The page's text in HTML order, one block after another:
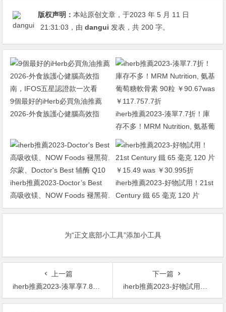
版权声明：本站原创文章，于2023 年 5 月 11 日
21:31:03 ，由dangui 发表，共 200 字。
9個最好的iHerb必買魚油推薦
2026-外食族護心健腦高效指
iherb推薦2023-湊單7.7折！庫
存不多！MRM Nutrition, 氨基葡
萄糖軟骨素 90粒 ￥90.67was
iherb推薦2023-Doctor’s Best
高吸收镁、NOW Foods 褪黑荷.
尔蒙、Doctor’s Best 辅酶 Q10
iherb推薦2023-好物試用！21st
Century 鐵 65 毫克 120 片
￥15.49 was ￥30.995折
为“正文底部小工具”添加小工具
上一篇
iherb推薦2023-湊單享7.8折！California Gold Nutrition 歐米伽 800 醫級魚油 1000毫克 30粒魚明膠軟凝膠 ￥55.07 was ￥70.617.8折
下一篇
iherb推薦2023-好物試用！21st Century 鐵 65 毫克 120 片 ￥15.49 was ￥30.995折